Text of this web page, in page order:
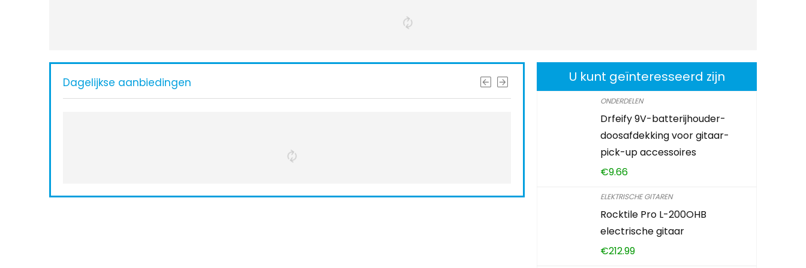
Dagelijkse aanbiedingen U kunt geïnteresseerd zijn
ONDERDELEN
Drfeify 9V-batterijhouder-
doosafdekking voor gitaar-
pick-up accessoires
€9.66
ELEKTRISCHE GITAREN
Rocktile Pro L-200OHB
electrische gitaar
€212.99